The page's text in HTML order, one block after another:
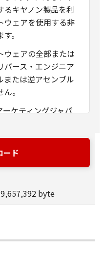
るキヤノン製品を利
ウェアを使用する非
。
ウェアの全部または
バース・エンジニア
または逆アセンブル
。
ケティングジャパ
ユーザーの特定の目
こと、もしくは有用
ません。
ケティングジャパ
ノンのライセンサー
用に付随または関
たは間接的な損失、
ード
byte